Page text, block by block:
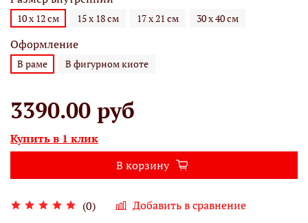
(0) Добавить в сравнение
10 х 12 см 15 х 18 см 17 х 21 см 30 х 40 см
Оформление
В раме В фигурном киоте
3390.00 руб
Купить в 1 клик
В корзину